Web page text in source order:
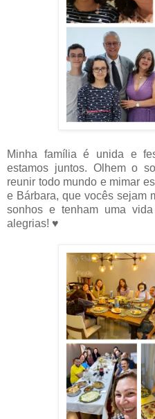
Minha família é unida e
estamos juntos. Olhem o
reunir todo mundo e mimar
e Bárbara, que vocês sejam
sonhos e tenham uma
alegrias! ♥